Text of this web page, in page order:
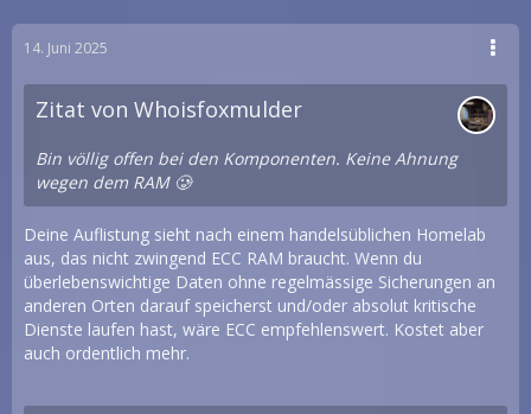
14. Juni 2025
Zitat von Whoisfoxmulder
Bin völlig offen bei den Komponenten. Keine Ahnung
wegen dem RAM 🥲
Deine Auflistung sieht nach einem handelsüblichen Homelab
aus, das nicht zwingend ECC RAM braucht. Wenn du
überlebenswichtige Daten ohne regelmässige Sicherungen an
anderen Orten darauf speicherst und/oder absolut kritische
Dienste laufen hast, wäre ECC empfehlenswert. Kostet aber
auch ordentlich mehr.